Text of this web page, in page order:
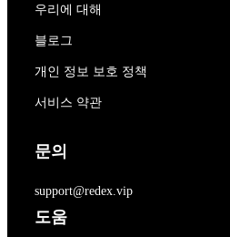
우리에 대해
블로그
개인 정보 보호 정책
서비스 약관
문의
support@redex.vip
도움